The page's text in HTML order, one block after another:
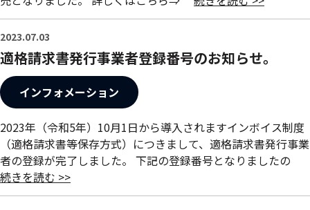
2023.07.03
適格請求書発行事業者登録番号のお知らせ。
インフォメーション
2023年（令和5年）10月1日から導入されますインボイス制度
（適格請求書等保存方式）につきまして、適格請求書発行事業
者の登録が完了しました。 下記の登録番号となりましたの
続きを読む >>